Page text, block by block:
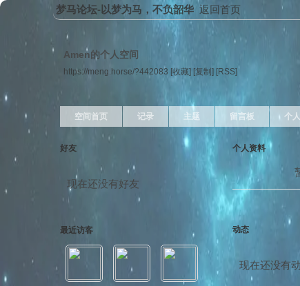
梦马论坛-以梦为马，不负韶华 返回首页
Amen的个人空间
https://meng.horse/?442083 [收藏] [复制] [RSS]
空间首页 记录 主题 留言板 个
好友
现在还没有好友
最近访客
个人资料
动态
现在还没有